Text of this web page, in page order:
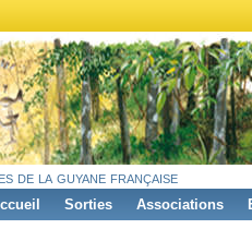
de la guyane française
Sorties Associations